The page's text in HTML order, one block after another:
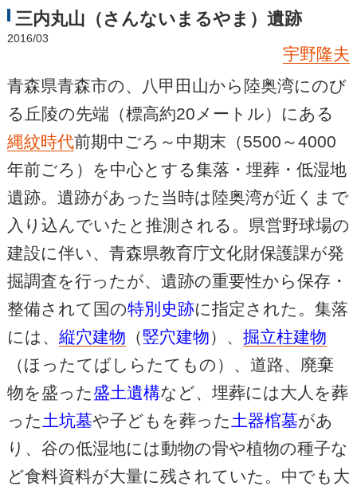
三内丸山（さんないまるやま）遺跡
2016/03
宇野隆夫
青森県青森市の、八甲田山から陸奥湾にのび
る丘陵の先端（標高約20メートル）にある
縄紋時代前期中ごろ～中期末（5500～4000
年前ごろ）を中心とする集落・埋葬・低湿地
遺跡。遺跡があった当時は陸奥湾が近くまで
入り込んでいたと推測される。県営野球場の
建設に伴い、青森県教育庁文化財保護課が発
掘調査を行ったが、遺跡の重要性から保存・
整備されて国の特別史跡に指定された。集落
には、 縦穴建物 （竪穴建物）、 掘立柱建物
（ほったてばしらたてもの）、道路、廃棄
物を盛った盛土遺構など、埋葬には大人を葬
った 土坑墓や子どもを葬った 土器棺墓があ
り、谷の低湿地には動物の骨や植物の種子な
ど食料資料が大量に残されていた。中でも大